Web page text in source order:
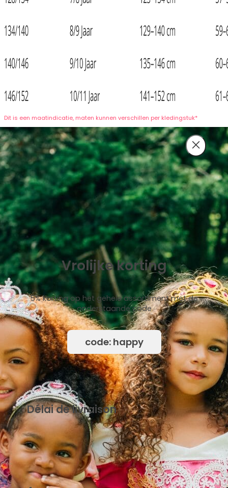
Dit is een maatindicatie, maten kunnen verschillen per kledingstuk*
Vrolijke korting
5% korting op het gehele assortiment met de
onderstaande code
code: happy
Délai de livraison
{mb_levertijd-uitleg_uitleg_standaard_levertijd}